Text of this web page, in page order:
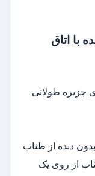
با اتاق
جزیره طولانی
دنده از طناب
از روی یک